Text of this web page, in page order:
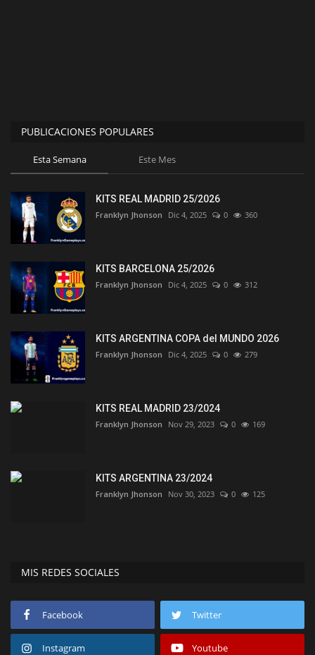
PUBLICACIONES POPULARES
Esta Semana Este Mes
KITS REAL MADRID 25/2026
Franklyn Jhonson Dic 4, 2025 0 360
KITS BARCELONA 25/2026
Franklyn Jhonson Dic 4, 2025 0 312
KITS ARGENTINA COPA del MUNDO 2026
Franklyn Jhonson Dic 4, 2025 0 279
KITS REAL MADRID 23/2024
Franklyn Jhonson Nov 29, 2023 0 169
KITS ARGENTINA 23/2024
Franklyn Jhonson Nov 30, 2023 0 125
MIS REDES SOCIALES
Facebook Twitter
Instagram Youtube